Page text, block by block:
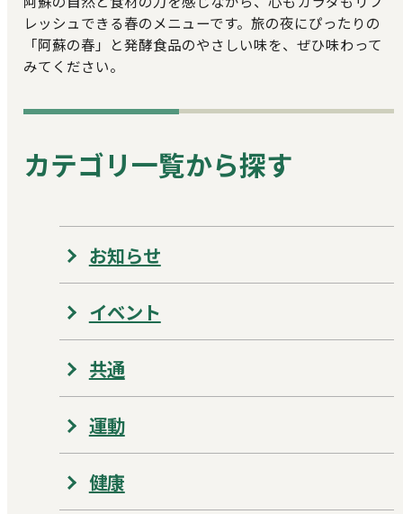
レッシュできる春のメニューです。旅の夜にぴったりの
「阿蘇の春」と発酵食品のやさしい味を、ぜひ味わって
みてください。
カテゴリ一覧から探す
お知らせ
イベント
共通
運動
健康